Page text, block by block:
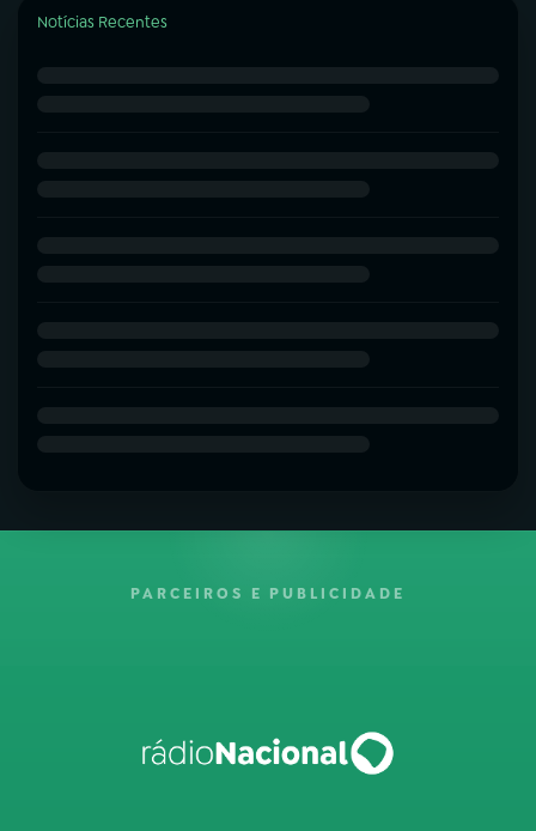
Notícias Recentes
PARCEIROS E PUBLICIDADE